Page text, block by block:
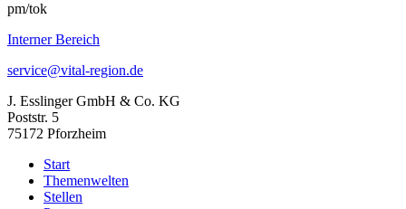
pm/tok
Interner Bereich
service@vital-region.de
J. Esslinger GmbH & Co. KG
Poststr. 5
75172 Pforzheim
Start
Themenwelten
Stellen